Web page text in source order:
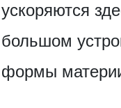
ускоряются
большом
формы